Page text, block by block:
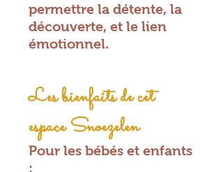
permettre la détente, la
découverte, et le lien
émotionnel.
Les bienfaits de cet
espace Snoezelen
Pour les bébés et enfants
: